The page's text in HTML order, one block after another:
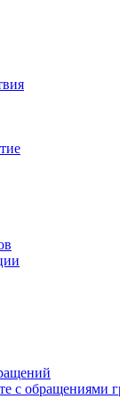
с обращениями